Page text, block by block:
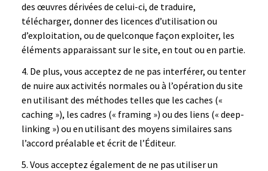
des œuvres dérivées de celui-ci, de traduire,
télécharger, donner des licences d’utilisation ou
d’exploitation, ou de quelconque façon exploiter, les
éléments apparaissant sur le site, en tout ou en partie.
De plus, vous acceptez de ne pas interférer, ou tenter
de nuire aux activités normales ou à l’opération du site
en utilisant des méthodes telles que les caches («
caching »), les cadres (« framing ») ou des liens (« deep-
linking ») ou en utilisant des moyens similaires sans
l’accord préalable et écrit de l’Éditeur.
Vous acceptez également de ne pas utiliser un